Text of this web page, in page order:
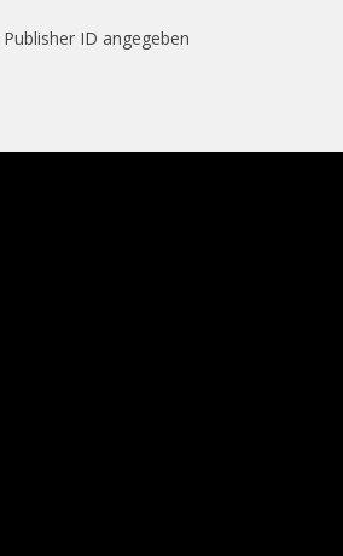
Publisher ID angegeben